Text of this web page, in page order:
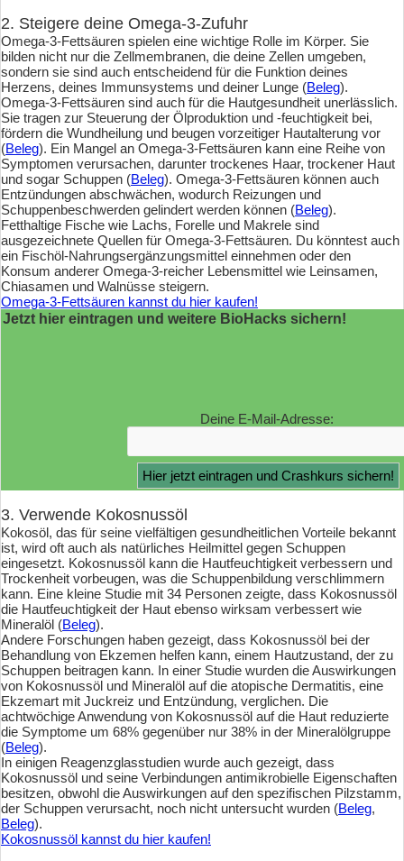
2. Steigere deine Omega-3-Zufuhr
Omega-3-Fettsäuren spielen eine wichtige Rolle im Körper. Sie
bilden nicht nur die Zellmembranen, die deine Zellen umgeben,
sondern sie sind auch entscheidend für die Funktion deines
Herzens, deines Immunsystems und deiner Lunge (Beleg).
Omega-3-Fettsäuren sind auch für die Hautgesundheit unerlässlich.
Sie tragen zur Steuerung der Ölproduktion und -feuchtigkeit bei,
fördern die Wundheilung und beugen vorzeitiger Hautalterung vor
(Beleg). Ein Mangel an Omega-3-Fettsäuren kann eine Reihe von
Symptomen verursachen, darunter trockenes Haar, trockener Haut
und sogar Schuppen (Beleg). Omega-3-Fettsäuren können auch
Entzündungen abschwächen, wodurch Reizungen und
Schuppenbeschwerden gelindert werden können (Beleg).
Fetthaltige Fische wie Lachs, Forelle und Makrele sind
ausgezeichnete Quellen für Omega-3-Fettsäuren. Du könntest auch
ein Fischöl-Nahrungsergänzungsmittel einnehmen oder den
Konsum anderer Omega-3-reicher Lebensmittel wie Leinsamen,
Chiasamen und Walnüsse steigern.
Omega-3-Fettsäuren kannst du hier kaufen!
Jetzt hier eintragen und weitere BioHacks sichern!
Deine E-Mail-Adresse:
3. Verwende Kokosnussöl
Kokosöl, das für seine vielfältigen gesundheitlichen Vorteile bekannt
ist, wird oft auch als natürliches Heilmittel gegen Schuppen
eingesetzt. Kokosnussöl kann die Hautfeuchtigkeit verbessern und
Trockenheit vorbeugen, was die Schuppenbildung verschlimmern
kann. Eine kleine Studie mit 34 Personen zeigte, dass Kokosnussöl
die Hautfeuchtigkeit der Haut ebenso wirksam verbessert wie
Mineralöl (Beleg).
Andere Forschungen haben gezeigt, dass Kokosnussöl bei der
Behandlung von Ekzemen helfen kann, einem Hautzustand, der zu
Schuppen beitragen kann. In einer Studie wurden die Auswirkungen
von Kokosnussöl und Mineralöl auf die atopische Dermatitis, eine
Ekzemart mit Juckreiz und Entzündung, verglichen. Die
achtwöchige Anwendung von Kokosnussöl auf die Haut reduzierte
die Symptome um 68% gegenüber nur 38% in der Mineralölgruppe
(Beleg).
In einigen Reagenzglasstudien wurde auch gezeigt, dass
Kokosnussöl und seine Verbindungen antimikrobielle Eigenschaften
besitzen, obwohl die Auswirkungen auf den spezifischen Pilzstamm,
der Schuppen verursacht, noch nicht untersucht wurden (Beleg,
Beleg).
Kokosnussöl kannst du hier kaufen!